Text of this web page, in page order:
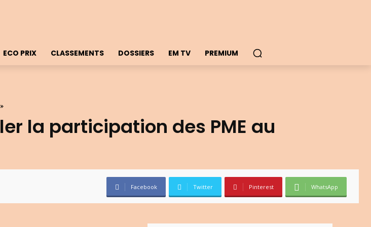
ECO PRIX CLASSEMENTS DOSSIERS EM TV PREMIUM
la participation des PME au
Facebook Twitter Pinterest WhatsApp